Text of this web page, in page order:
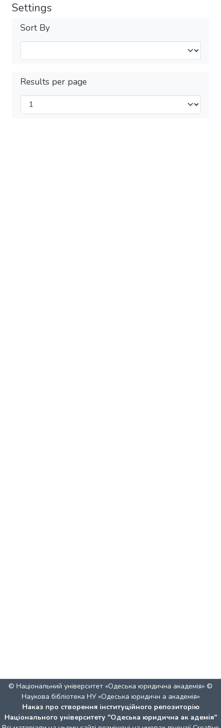
Settings
Sort By
Results per page
© Національний університет «Одеська юридична академія» ©
Наукова бібліотека НУ «Одеська юридичн а академія»
Наказ про створення інституційного репозиторію
Національного університету "Одеська юридична ак адемія"